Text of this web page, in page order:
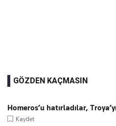
GÖZDEN KAÇMASIN
Homeros’u hatırladılar,
Kaydet